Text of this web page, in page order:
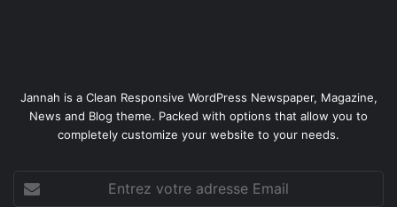
Jannah is a Clean Responsive WordPress Newspaper, Magazine,
News and Blog theme. Packed with options that allow you to
completely customize your website to your needs.
votre